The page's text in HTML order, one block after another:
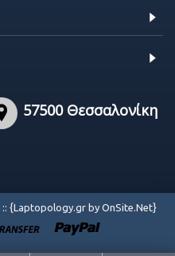
57500 Θεσσαλονίκη
{Laptopology.gr by OnSite.Net}